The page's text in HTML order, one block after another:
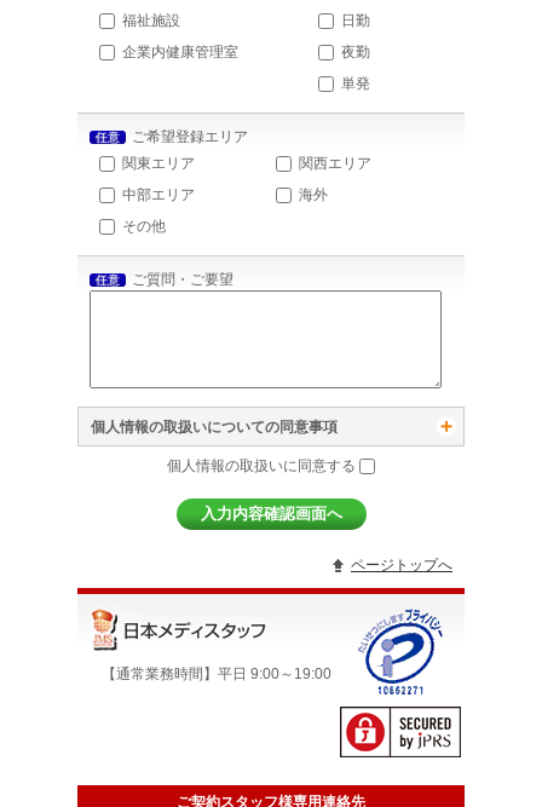
福祉施設
日勤
企業内健康管理室
夜勤
単発
任意
ご希望登録エリア
関東エリア
関西エリア
中部エリア
海外
その他
任意 ご質問・ご要望
個人情報の取扱いについての同意事項
個人情報の取扱いに同意する
ページトップへ
【通常業務時間】平日 9:00～19:00
ご契約スタッフ様専用連絡先